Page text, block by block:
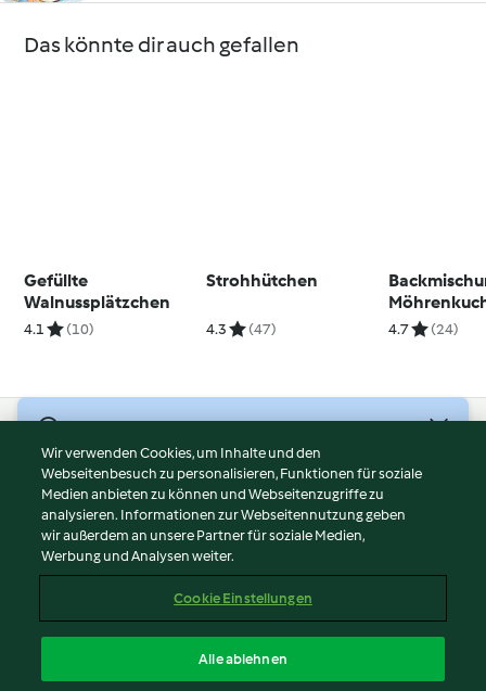
Das könnte dir auch gefallen
Gefüllte
Walnussplätzchen
4.1 (10)
Strohhütchen
4.3 (47) 4.7 (24)
Nutzungsbedingungen
Datenschutzrichtlinien
Disclaimer
Impressum
Inhalt melden
Erklärung zur Barrierefreiheit
Wir verwenden Cookies, um Inhalte und den
Webseitenbesuch zu personalisieren, Funktionen für soziale
Medien anbieten zu können und Webseitenzugriffe zu
analysieren. Informationen zur Webseitennutzung geben
wir außerdem an unsere Partner für soziale Medien,
Werbung und Analysen weiter.
Cookie Einstellungen
Alle ablehnen